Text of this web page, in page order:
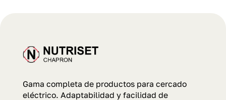
Gama completa de productos para cercado
eléctrico. Adaptabilidad y facilidad de